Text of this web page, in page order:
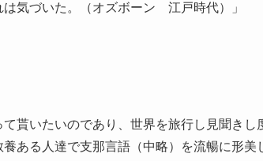
気づいた。（オズボーン 江戸時代）」
て貰いたいのであり、世界を旅行し見聞き
ある人達で支那言語（中略）を流暢に形美